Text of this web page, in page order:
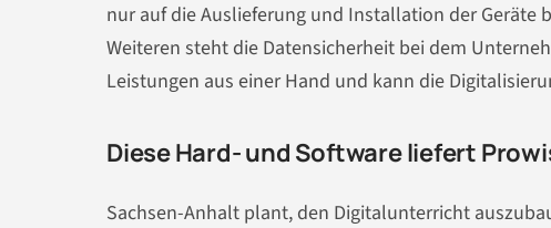
nur auf die Auslieferung und Installation der Geräte
Weiteren steht die Datensicherheit bei dem
Leistungen aus einer Hand und kann die
Diese Hard- und Software liefert
Sachsen-Anhalt plant, den Digitalunterricht